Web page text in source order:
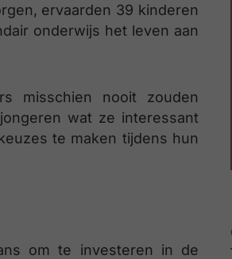
ervaarden 39 kinderen
onderwijs het leven aan
misschien nooit zouden
wat ze interessant
te maken tijdens hun
om te investeren in de